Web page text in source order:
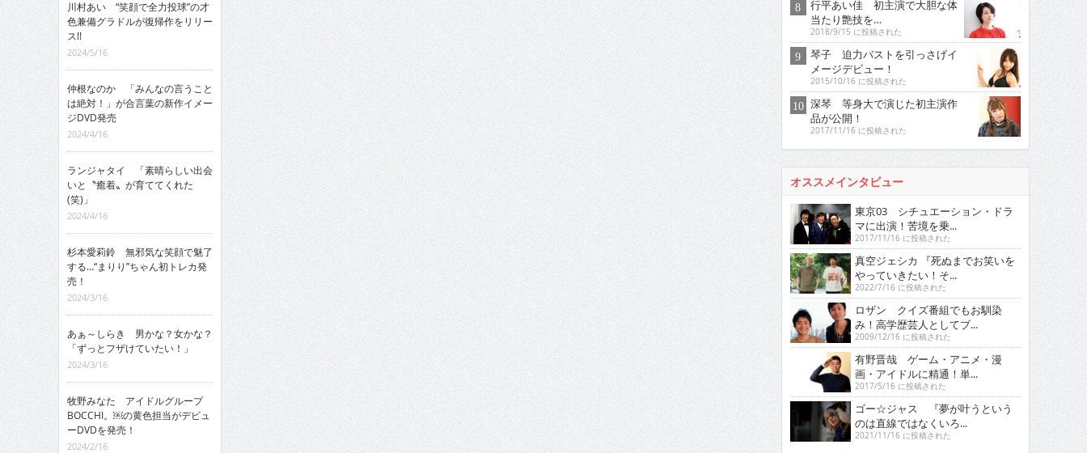
川村あい “笑顔で全力投球”の才
色兼備グラドルが復帰作をリリー
ス!!
2024/5/16
仲根なのか 「みんなの言うこと
は絶対！」が合言葉の新作イメー
ジDVD発売
2024/4/16
ランジャタイ 「素晴らしい出会
いと〝癒着〟が育ててくれた
(笑)」
2024/4/16
杉本愛莉鈴 無邪気な笑顔で魅了
する…“まりり”ちゃん初トレカ発
売！
2024/3/16
あぁ～しらき 男かな？女かな？
「ずっとフザけていたい！」
2024/3/16
牧野みなた アイドルグループ
BOCCHI。￼の黄色担当がデビュ
ーDVDを発売！
2024/2/16
行平あい佳 初主演で大胆な体
当たり艶技を…
2018/9/15 に投稿された
琴子 迫力バストを引っさげイ
メージデビュー！
2015/10/16 に投稿された
深琴 等身大で演じた初主演作
品が公開！
2017/11/16 に投稿された
オススメインタビュー
東京03 シチュエーション・ドラ
マに出演！苦境を乗...
2017/11/16 に投稿された
真空ジェシカ 『死ぬまでお笑いを
やっていきたい！そ...
2022/7/16 に投稿された
ロザン クイズ番組でもお馴染
み！高学歴芸人としてブ...
2009/12/16 に投稿された
有野晋哉 ゲーム・アニメ・漫
画・アイドルに精通！単...
2017/5/16 に投稿された
ゴー☆ジャス 『夢が叶うという
のは直線ではなくいろ...
2021/11/16 に投稿された